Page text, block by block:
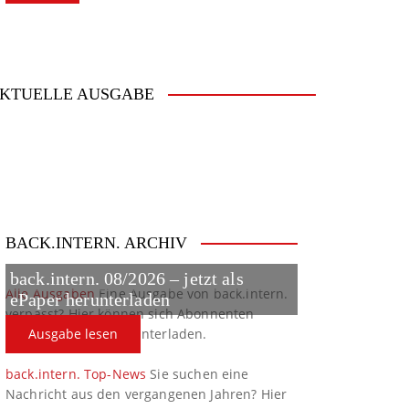
AUSGABE
back.intern. 08/2026 – jetzt als
ePaper herunterladen
Ausgabe lesen
BACK.INTERN. ARCHIV
Alle AusgabenEine Ausgabe von back.intern.
verpasst? Hier können sich Abonnenten
ältere Ausgaben herunterladen.
back.intern. Top-News Sie suchen eine
Nachricht aus den vergangenen Jahren? Hier